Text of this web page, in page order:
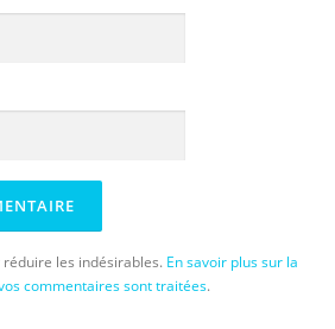
les indésirables. En savoir plus sur la
commentaires sont traitées.